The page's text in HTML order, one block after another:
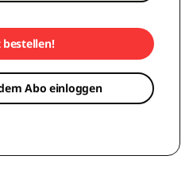
bestellen!
Abo einloggen